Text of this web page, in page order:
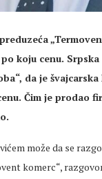
koju cenu.
da je
Čim je prodao
može da se
komerc“,